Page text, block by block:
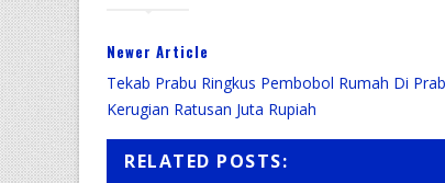
Newer Article
Tekab Prabu Ringkus Pembobol Rumah Di
Kerugian Ratusan Juta Rupiah
RELATED POSTS: